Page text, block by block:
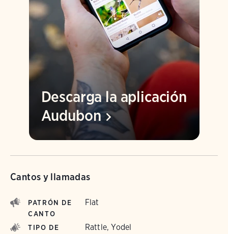
Descarga la aplicación
Audubon
Cantos y llamadas
PATRÓN DE
CANTO
Flat
TIPO DE
Rattle, Yodel